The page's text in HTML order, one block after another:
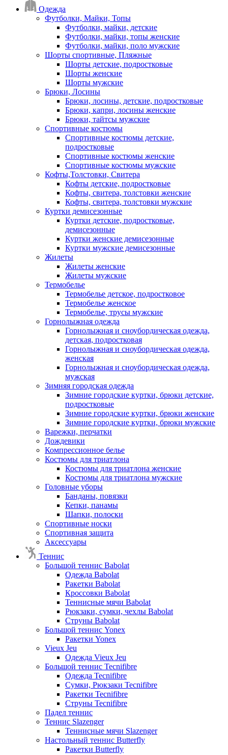
Одежда
Футболки, Майки, Топы
Футболки, майки, детские
Футболки, майки, топы женские
Футболки, майки, поло мужские
Шорты спортивные, Пляжные
Шорты детские, подростковые
Шорты женские
Шорты мужские
Брюки, Лосины
Брюки, лосины, детские, подростковые
Брюки, капри, лосины женские
Брюки, тайтсы мужские
Спортивные костюмы
Спортивные костюмы детские,
подростковые
Спортивные костюмы женские
Спортивные костюмы мужские
Кофты,Толстовки, Свитера
Кофты детские, подростковые
Кофты, свитера, толстовки женские
Кофты, свитера, толстовки мужские
Куртки демисезонные
Куртки детские, подростковые,
демисезонные
Куртки женские демисезонные
Куртки мужские демисезонные
Жилеты
Жилеты женские
Жилеты мужские
Термобелье
Термобелье детское, подростковое
Термобелье женское
Термобелье, трусы мужские
Горнолыжная одежда
Горнолыжная и сноубордическая одежда,
детская, подростковая
Горнолыжная и сноубордическая одежда,
женская
Горнолыжная и сноубордическая одежда,
мужская
Зимняя городская одежда
Зимние городские куртки, брюки детские,
подростковые
Зимние городские куртки, брюки женские
Зимние городские куртки, брюки мужские
Варежки, перчатки
Дождевики
Компрессионное белье
Костюмы для триатлона
Костюмы для триатлона женские
Костюмы для триатлона мужские
Головные уборы
Банданы, повязки
Кепки, панамы
Шапки, полоски
Спортивные носки
Спортивная защита
Аксессуары
Теннис
Большой теннис Babolat
Одежда Babolat
Ракетки Babolat
Кроссовки Babolat
Теннисные мячи Babolat
Рюкзаки, сумки, чехлы Babolat
Струны Babolat
Большой теннис Yonex
Ракетки Yonex
Vieux Jeu
Одежда Vieux Jeu
Большой теннис Tecnifibre
Одежда Tecnifibre
Сумки, Рюкзаки Tecnifibre
Ракетки Tecnifibre
Струны Tecnifibre
Падел теннис
Теннис Slazenger
Теннисные мячи Slazenger
Настольный теннис Butterfly
Ракетки Butterfly